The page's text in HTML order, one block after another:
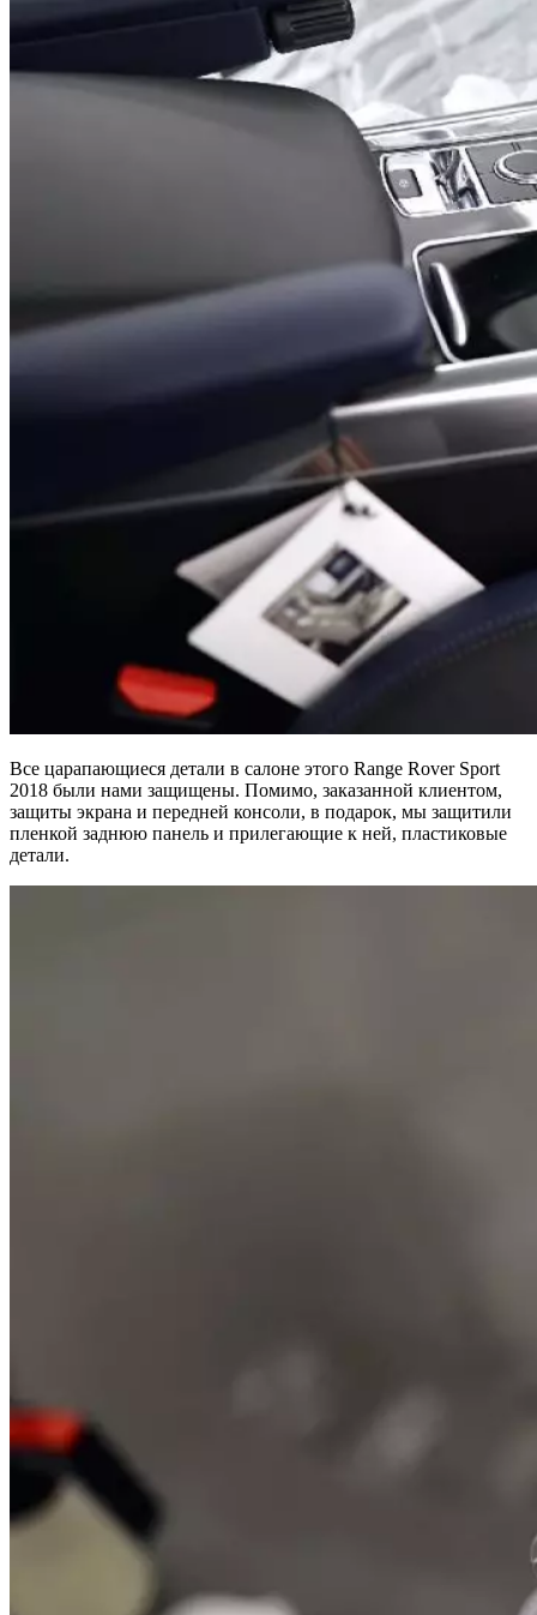
Все царапающиеся детали в салоне этого Range Rover Sport
2018 были нами защищены. Помимо, заказанной клиентом,
защиты экрана и передней консоли, в подарок, мы защитили
пленкой заднюю панель и прилегающие к ней, пластиковые
детали.